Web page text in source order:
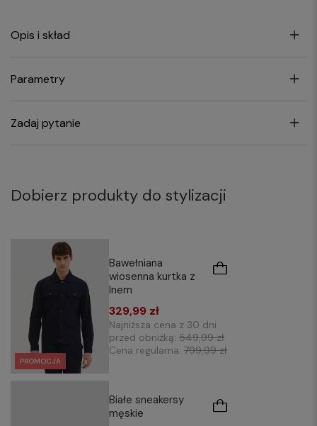
Opis i skład
Parametry
Zadaj pytanie
Dobierz produkty do stylizacji
PROMOCJA
Bawełniana
wiosenna kurtka z
lnem
329,99 zł
Najniższa cena z 30 dni
przed obniżką: 549,99 zł
Cena regularna: 799,99 zł
Białe sneakersy
męskie